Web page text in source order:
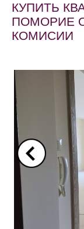
КУПИТЬ
ПОМОРИЕ
КОМИСИИ